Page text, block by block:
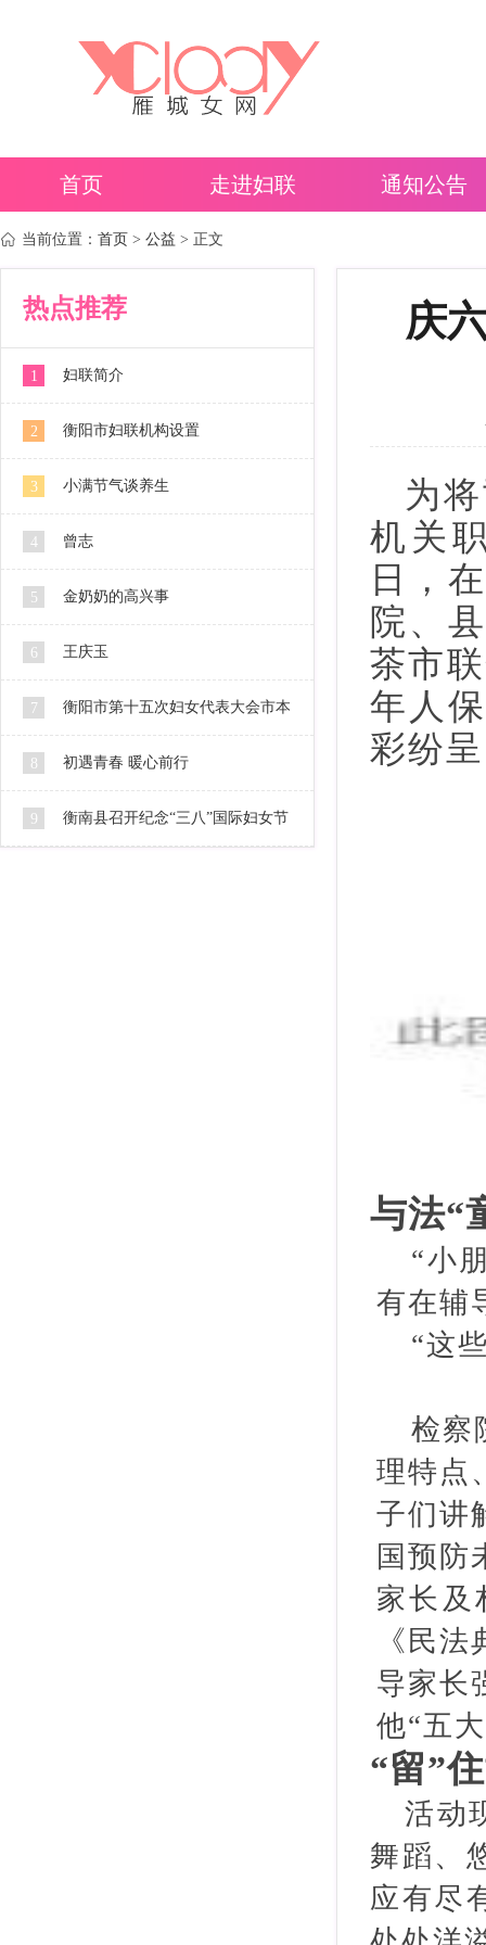
首页 走进妇联 通知公告
当前位置： 首页 > 公益 > 正文
热点推荐
1 妇联简介
2 衡阳市妇联机构设置
3 小满节气谈养生
4 曾志
5 金奶奶的高兴事
6 王庆玉
7 衡阳市第十五次妇女代表大会市本
级代表人选公示
8 初遇青春 暖心前行
9 衡南县召开纪念“三八”国际妇女节
庆
为
机关
日，
院、
茶市
年人
彩纷
与法“
“小
有在辅
“这
检察
理特点
子们讲
国预防
家长及
《民
导家长
他“五
“留”
活动
舞蹈、
应有尽